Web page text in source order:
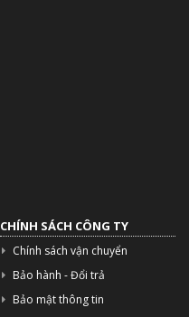
CHÍNH SÁCH CÔNG TY
Chính sách vận chuyển
Bảo hành - Đổi trả
Bảo mật thông tin